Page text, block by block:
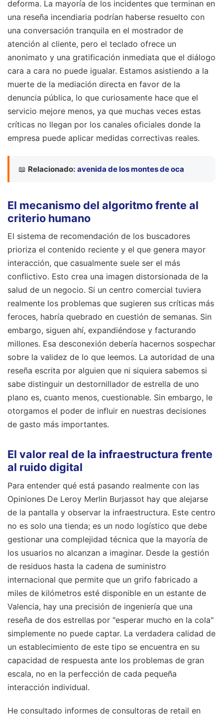
deforma. La mayoría de los incidentes que terminan en
una reseña incendiaria podrían haberse resuelto con
una conversación tranquila en el mostrador de
atención al cliente, pero el teclado ofrece un
anonimato y una gratificación inmediata que el diálogo
cara a cara no puede igualar. Estamos asistiendo a la
muerte de la mediación directa en favor de la
denuncia pública, lo que curiosamente hace que el
servicio mejore menos, ya que muchas veces estas
críticas no llegan por los canales oficiales donde la
empresa puede aplicar medidas correctivas reales.
📖 Relacionado: avenida de los montes de oca
El mecanismo del algoritmo frente al
criterio humano
El sistema de recomendación de los buscadores
prioriza el contenido reciente y el que genera mayor
interacción, que casualmente suele ser el más
conflictivo. Esto crea una imagen distorsionada de la
salud de un negocio. Si un centro comercial tuviera
realmente los problemas que sugieren sus críticas más
feroces, habría quebrado en cuestión de semanas. Sin
embargo, siguen ahí, expandiéndose y facturando
millones. Esa desconexión debería hacernos sospechar
sobre la validez de lo que leemos. La autoridad de una
reseña escrita por alguien que ni siquiera sabemos si
sabe distinguir un destornillador de estrella de uno
plano es, cuanto menos, cuestionable. Sin embargo, le
otorgamos el poder de influir en nuestras decisiones
de gasto más importantes.
El valor real de la infraestructura frente
al ruido digital
Para entender qué está pasando realmente con las
Opiniones De Leroy Merlin Burjassot hay que alejarse
de la pantalla y observar la infraestructura. Este centro
no es solo una tienda; es un nodo logístico que debe
gestionar una complejidad técnica que la mayoría de
los usuarios no alcanzan a imaginar. Desde la gestión
de residuos hasta la cadena de suministro
internacional que permite que un grifo fabricado a
miles de kilómetros esté disponible en un estante de
Valencia, hay una precisión de ingeniería que una
reseña de dos estrellas por "esperar mucho en la cola"
simplemente no puede captar. La verdadera calidad de
un establecimiento de este tipo se encuentra en su
capacidad de respuesta ante los problemas de gran
escala, no en la perfección de cada pequeña
interacción individual.
He consultado informes de consultoras de retail en